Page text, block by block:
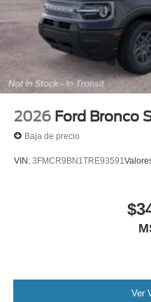
2026 Ford Bronco
Baja de precio
VIN: 3FMCR9BN1TRE93591
Ver